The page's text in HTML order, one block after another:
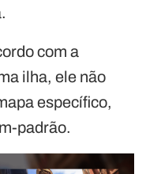
com a
ilha, ele não
específico,
padrão.